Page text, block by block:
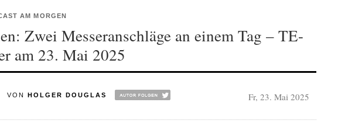
AM MORGEN
Zwei Messeranschläge an einem Tag – TE-
am 23. Mai 2025
VON HOLGER DOUGLAS Fr, 23. Mai 2025